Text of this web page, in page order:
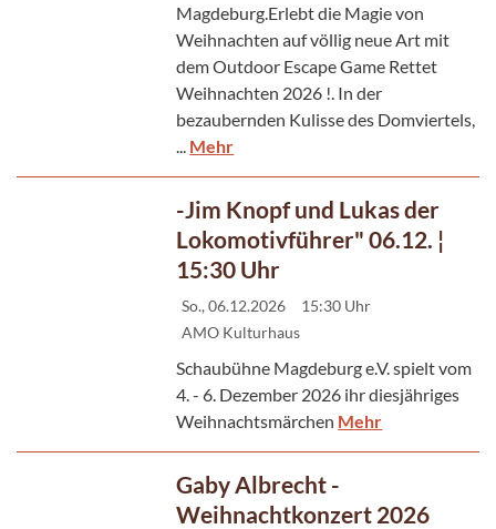
Magdeburg.Erlebt die Magie von
Weihnachten auf völlig neue Art mit
dem Outdoor Escape Game Rettet
Weihnachten 2026 !. In der
bezaubernden Kulisse des Domviertels,
Mehr
-Jim Knopf und Lukas der
Lokomotivführer" 06.12. ¦
15:30 Uhr
So., 06.12.2026
15:30 Uhr
AMO Kulturhaus
Schaubühne Magdeburg e.V. spielt vom
4. - 6. Dezember 2026 ihr diesjähriges
Weihnachtsmärchen Mehr
Gaby Albrecht -
Weihnachtkonzert 2026